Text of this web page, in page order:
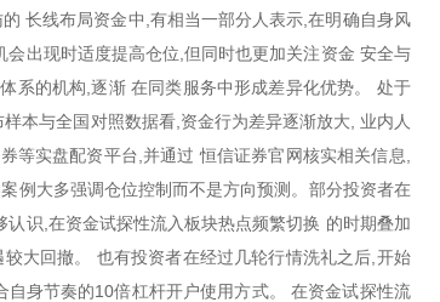
长线布局资金中,有相当一部分人表示,在明确自身风
出现时适度提高仓位,但同时也更加关注资金 安全与
系的机构,逐渐 在同类服务中形成差异化优势。 处于
本与全国对照数据看,资金行为差异逐渐放大, 业内人
等实盘配资平台,并通过 恒信证券官网核实相关信息,
例大多强调仓位控制而不是方向预测。部分投资者在
识,在资金试探性流入板块热点频繁切换 的时期叠加
大回撤。 也有投资者在经过几轮行情洗礼之后,开始
身节奏的10倍杠杆开户使用方式。 在资金试探性流